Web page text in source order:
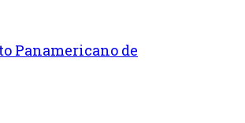
Panamericano de